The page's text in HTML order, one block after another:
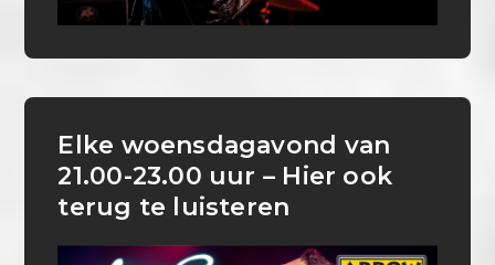
Elke woensdagavond van
21.00-23.00 uur – Hier ook
terug te luisteren